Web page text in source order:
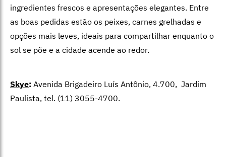
ingredientes frescos e apresentações elegantes. Entre
as boas pedidas estão os peixes, carnes grelhadas e
opções mais leves, ideais para compartilhar enquanto o
sol se põe e a cidade acende ao redor.
Skye: Avenida Brigadeiro Luís Antônio, 4.700, Jardim
Paulista, tel. (11) 3055-4700.